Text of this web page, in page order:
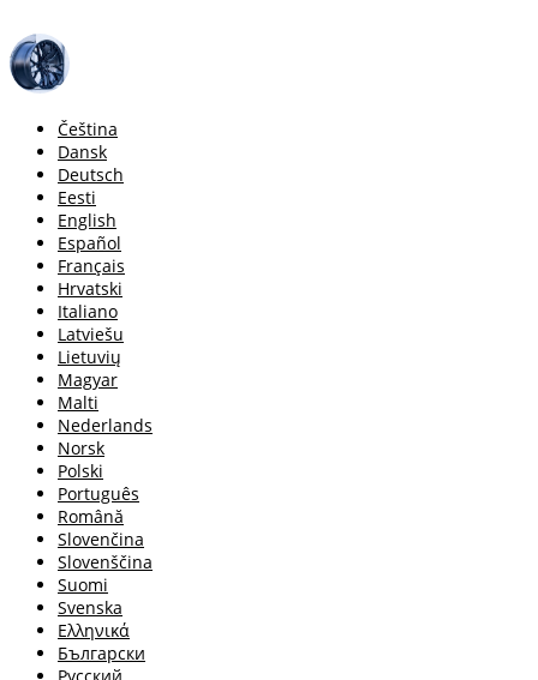
Čeština
Dansk
Deutsch
Eesti
English
Español
Français
Hrvatski
Italiano
Latviešu
Lietuvių
Magyar
Malti
Nederlands
Norsk
Polski
Português
Română
Slovenčina
Slovenščina
Suomi
Svenska
Ελληνικά
Български